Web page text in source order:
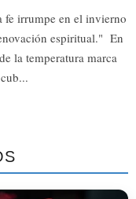
fe irrumpe en el invierno
espiritual." En
la temperatura marca